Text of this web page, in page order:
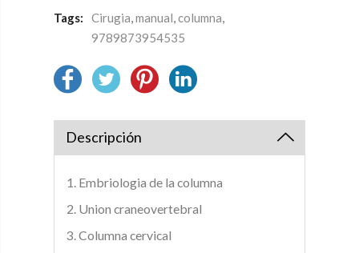
Tags:
Cirugia,manual,columna,
9789873954535
Descripción
1. Embriologia de la columna
2. Union craneovertebral
3. Columna cervical